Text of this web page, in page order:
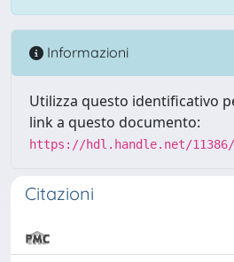
Informazioni
Utilizza questo identificativo
link a questo documento:
https://hdl.handle.net/11386/
Citazioni